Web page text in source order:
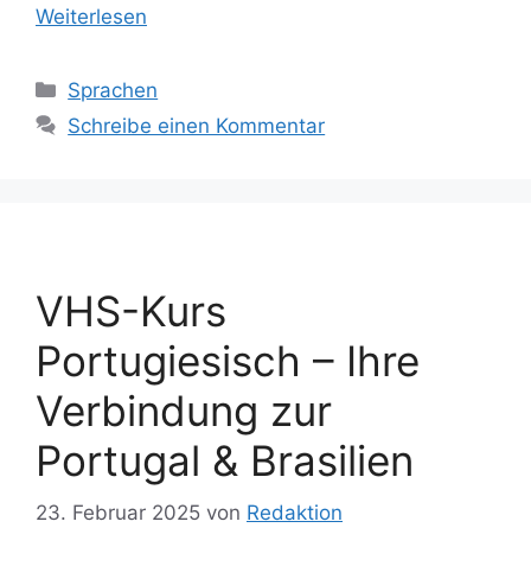
Weiterlesen
Kategorien
Sprachen
Schreibe einen Kommentar
VHS-Kurs
Portugiesisch – Ihre
Verbindung zur
Portugal & Brasilien
23. Februar 2025 von Redaktion